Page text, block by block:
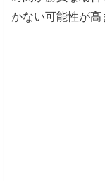
かない可能性が高